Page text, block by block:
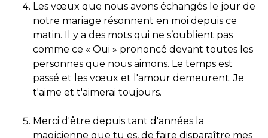
Les vœux que nous avons échangés le jour de
notre mariage résonnent en moi depuis ce
matin. Il y a des mots qui ne s’oublient pas
comme ce « Oui » prononcé devant toutes les
personnes que nous aimons. Le temps est
passé et les vœux et l'amour demeurent. Je
t'aime et t'aimerai toujours.
Merci d'être depuis tant d'années la
magicienne que tu es, de faire disparaître mes